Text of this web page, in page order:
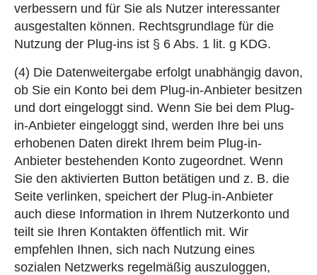
verbessern und für Sie als Nutzer interessanter
ausgestalten können. Rechtsgrundlage für die
Nutzung der Plug-ins ist § 6 Abs. 1 lit. g KDG.
(4) Die Datenweitergabe erfolgt unabhängig davon,
ob Sie ein Konto bei dem Plug-in-Anbieter besitzen
und dort eingeloggt sind. Wenn Sie bei dem Plug-
in-Anbieter eingeloggt sind, werden Ihre bei uns
erhobenen Daten direkt Ihrem beim Plug-in-
Anbieter bestehenden Konto zugeordnet. Wenn
Sie den aktivierten Button betätigen und z. B. die
Seite verlinken, speichert der Plug-in-Anbieter
auch diese Information in Ihrem Nutzerkonto und
teilt sie Ihren Kontakten öffentlich mit. Wir
empfehlen Ihnen, sich nach Nutzung eines
sozialen Netzwerks regelmäßig auszuloggen,